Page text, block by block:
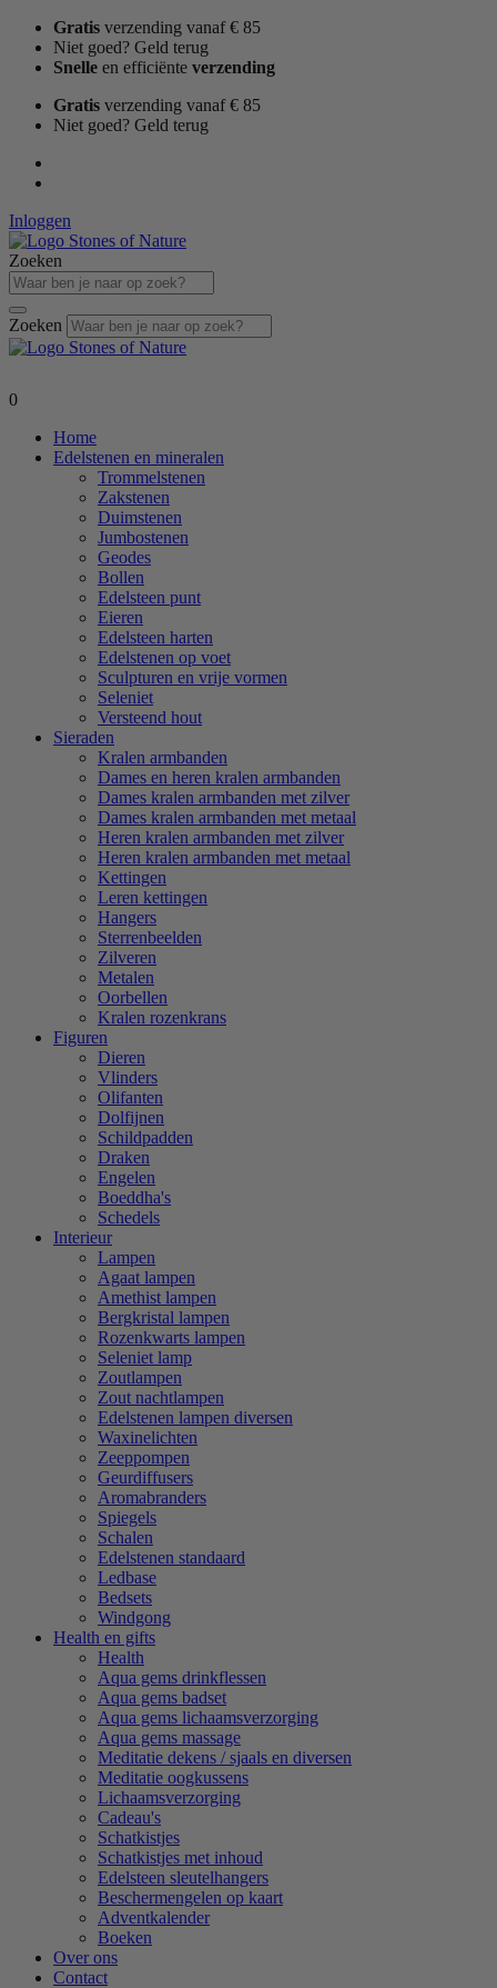
naar
Gratis verzending vanaf € 85
Niet goed? Geld terug
Snelle en efficiënte verzending
Gratis verzending vanaf € 85
Niet goed? Geld terug
Inloggen
Zoeken
Zoeken
0
Home
Edelstenen en mineralen
Trommelstenen
Zakstenen
Duimstenen
Jumbostenen
Geodes
Bollen
Edelsteen punt
Eieren
Edelsteen harten
Edelstenen op voet
Sculpturen en vrije vormen
Seleniet
Versteend hout
Sieraden
Kralen armbanden
Dames en heren kralen armbanden
Dames kralen armbanden met zilver
Dames kralen armbanden met metaal
Heren kralen armbanden met zilver
Heren kralen armbanden met metaal
Kettingen
Leren kettingen
Hangers
Sterrenbeelden
Zilveren
Metalen
Oorbellen
Kralen rozenkrans
Figuren
Dieren
Vlinders
Olifanten
Dolfijnen
Schildpadden
Draken
Engelen
Boeddha's
Schedels
Interieur
Lampen
Agaat lampen
Amethist lampen
Bergkristal lampen
Rozenkwarts lampen
Seleniet lamp
Zoutlampen
Zout nachtlampen
Edelstenen lampen diversen
Waxinelichten
Zeeppompen
Geurdiffusers
Aromabranders
Spiegels
Schalen
Edelstenen standaard
Ledbase
Bedsets
Windgong
Health en gifts
Health
Aqua gems drinkflessen
Aqua gems badset
Aqua gems lichaamsverzorging
Aqua gems massage
Meditatie dekens / sjaals en diversen
Meditatie oogkussens
Lichaamsverzorging
Cadeau's
Schatkistjes
Schatkistjes met inhoud
Edelsteen sleutelhangers
Beschermengelen op kaart
Adventkalender
Boeken
Over ons
Contact